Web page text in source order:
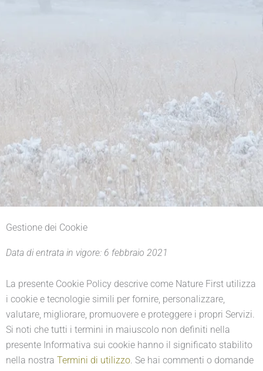
Gestione dei Cookie
Data di entrata in vigore: 6 febbraio 2021
La presente Cookie Policy descrive come Nature First utilizza
i cookie e tecnologie simili per fornire, personalizzare,
valutare, migliorare, promuovere e proteggere i propri Servizi.
Si noti che tutti i termini in maiuscolo non definiti nella
presente Informativa sui cookie hanno il significato stabilito
nella nostra Termini di utilizzo . Se hai commenti o domande